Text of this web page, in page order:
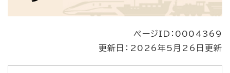
ページID：0004369
更新日：2026年5月26日更新